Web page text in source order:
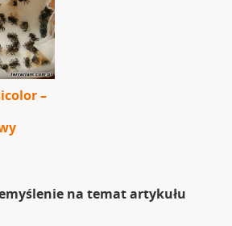
–
na temat artykułu